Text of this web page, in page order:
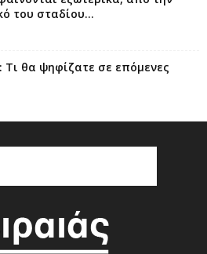
του σταδίου...
θα ψηφίζατε σε επόμενες